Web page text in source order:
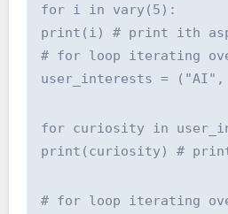
for i in vary(5):
print(i) # print ith
# for loop iterating
user_interests = ("AI",
for curiosity in
print(curiosity) # print
# for loop iterating